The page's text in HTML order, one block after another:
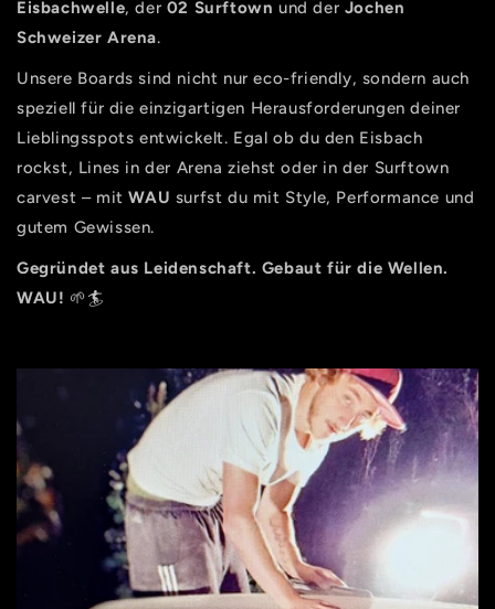
Eisbachwelle, der 02 Surftown und der Jochen
Schweizer Arena.
Unsere Boards sind nicht nur eco-friendly, sondern auch
speziell für die einzigartigen Herausforderungen deiner
Lieblingsspots entwickelt. Egal ob du den Eisbach
rockst, Lines in der Arena ziehst oder in der Surftown
carvest – mitWAU surfst du mit Style, Performance und
gutem Gewissen.
Gegründet aus Leidenschaft. Gebaut für die Wellen.
WAU! 🌱🏄